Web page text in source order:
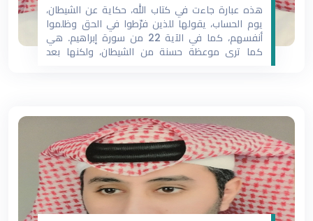
هذه عبارة جاءت في كتاب الله، حكاية عن الشيطان،
يوم الحساب، يقولها للذين فرّطوا في الحق وظلموا
أنفسهم، كما في الآية 22 من سورة إبراهيم. هي
كما ترى موعظة حسنة من الشيطان، ولكنها بعد